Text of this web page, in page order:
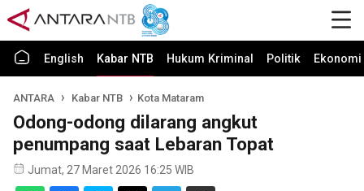
English Kabar NTB Hukum Kriminal Politik
ANTARA Kabar NTB Kota Mataram
Odong-odong dilarang angkut
penumpang saat Lebaran Topat
Jumat, 27 Maret 2026 16:25 WIB